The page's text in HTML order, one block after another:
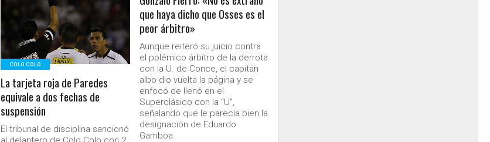
LEER MÁS
COLO COLO
La tarjeta roja de Paredes
equivale a dos fechas de
suspensión
El tribunal de disciplina sancionó
que haya dicho que Osses es el
peor árbitro»
Aunque reiteró su juicio contra
el polémico árbitro de la derrota
con la U. de Conce, el capitán
albo dio vuelta la página y se
enfocó de llenó en el
Superclásico con la “U”,
señalando que le parecía bien la
designación de Eduardo
Gamboa.